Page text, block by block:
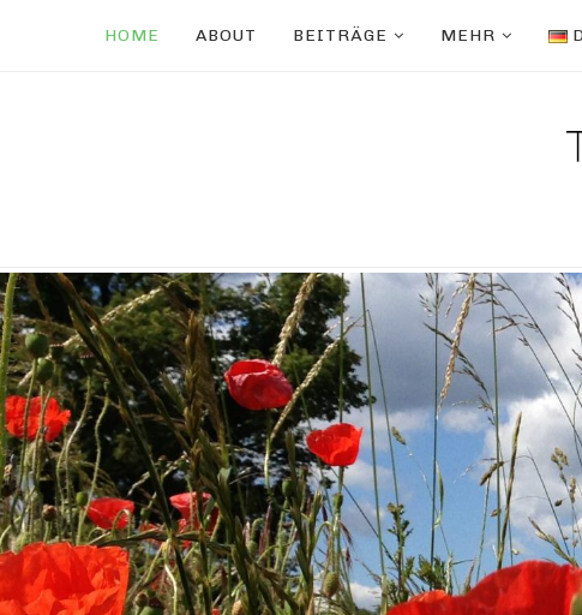
HOME ABOUT BEITRÄGE MEHR